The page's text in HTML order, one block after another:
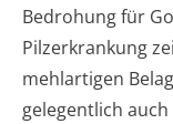
Bedrohung für
Pilzerkrankung
mehlartigen
gelegentlich